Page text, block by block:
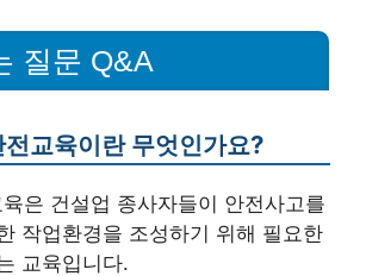
질문 Q&A
교육이란 무엇인가요?
은 건설업 종사자들이 안전사고를
작업환경을 조성하기 위해 필요한
교육입니다.